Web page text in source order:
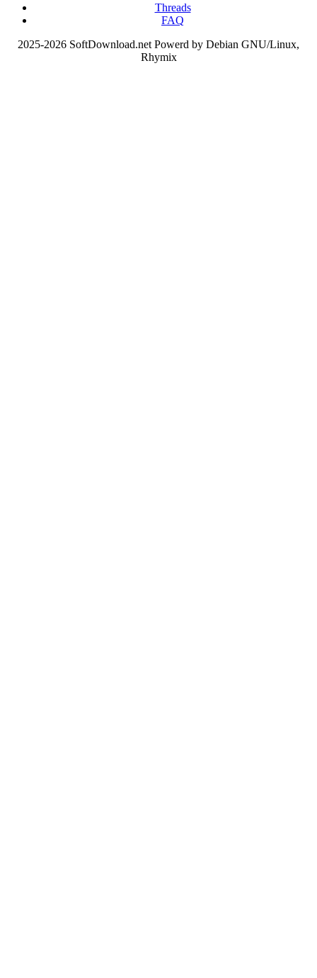
Threads
FAQ
2025-2026 SoftDownload.net Powerd by Debian GNU/Linux,
Rhymix